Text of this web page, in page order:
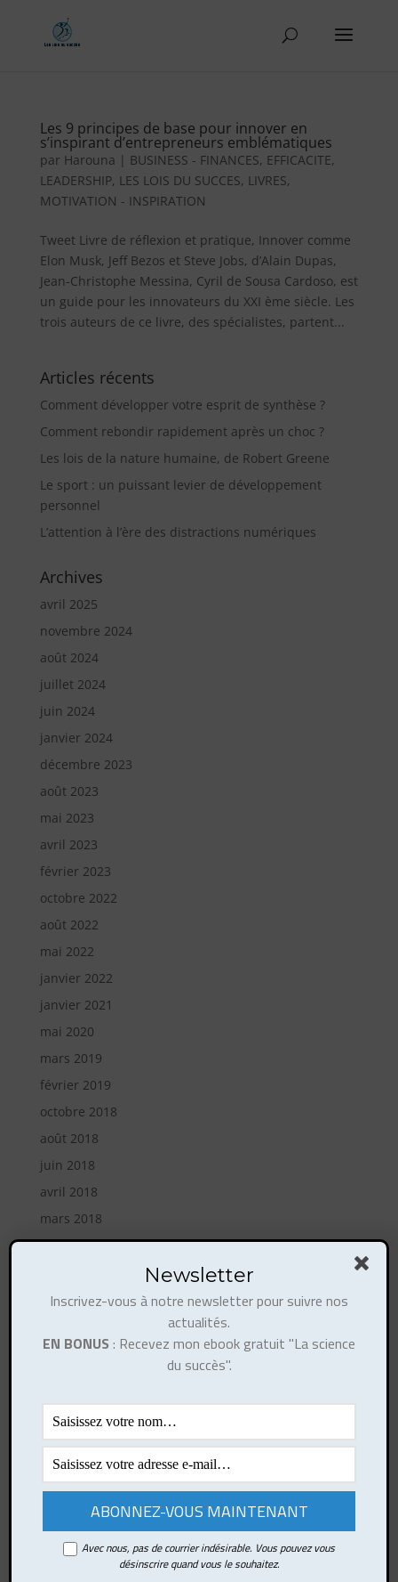
Les 9 principes de base pour innover en
s’inspirant d’entrepreneurs emblématiques
par Harouna | BUSINESS - FINANCES, EFFICACITE,
LEADERSHIP, LES LOIS DU SUCCES, LIVRES,
MOTIVATION - INSPIRATION
Tweet Livre de réflexion et pratique, Innover comme
Elon Musk, Jeff Bezos et Steve Jobs, d’Alain Dupas,
Jean-Christophe Messina, Cyril de Sousa Cardoso, est
un guide pour les innovateurs du XXI ème siècle. Les
trois auteurs de ce livre, des spécialistes, partent...
Articles récents
Comment développer votre esprit de synthèse ?
Comment rebondir rapidement après un choc ?
Les lois de la nature humaine, de Robert Greene
Le sport : un puissant levier de développement
personnel
L’attention à l’ère des distractions numériques
Archives
avril 2025
novembre 2024
août 2024
juillet 2024
juin 2024
janvier 2024
décembre 2023
août 2023
mai 2023
avril 2023
février 2023
octobre 2022
août 2022
mai 2022
janvier 2022
janvier 2021
mai 2020
mars 2019
février 2019
octobre 2018
août 2018
juin 2018
avril 2018
mars 2018
février 2018
novembre 2017
août 2017
juin 2017
mai 2017
avril 2017
mars 2017
février 2017
octobre 2016
septembre 2016
Newsletter
Inscrivez-vous à notre newsletter pour suivre nos
actualités.
EN BONUS : Recevez mon ebook gratuit "La science
du succès".
Avec nous, pas de courrier indésirable. Vous pouvez vous
désinscrire quand vous le souhaitez.